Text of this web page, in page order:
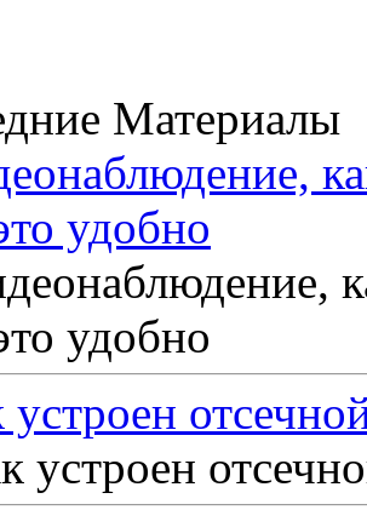
Материалы
удобно
устроен